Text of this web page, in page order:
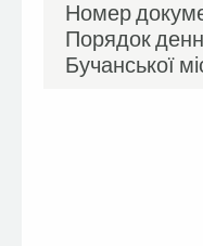
Номер
Порядок
Бучанської